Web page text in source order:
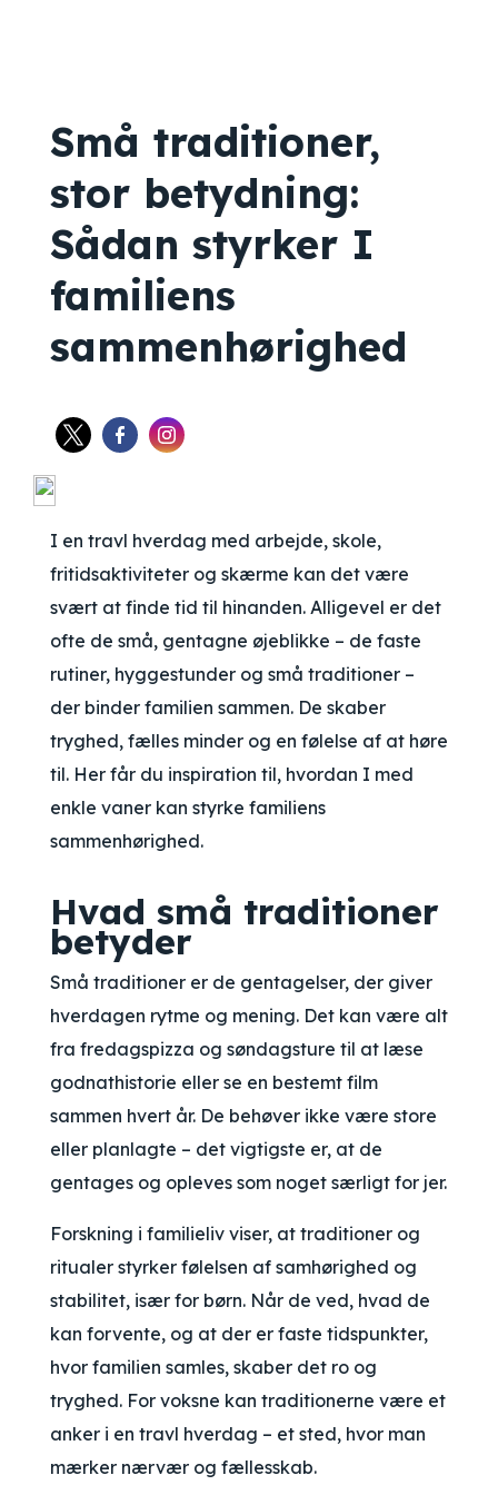
Små traditioner,
stor betydning:
Sådan styrker I
familiens
sammenhørighed
I en travl hverdag med arbejde, skole,
fritidsaktiviteter og skærme kan det være
svært at finde tid til hinanden. Alligevel er det
ofte de små, gentagne øjeblikke – de faste
rutiner, hyggestunder og små traditioner –
der binder familien sammen. De skaber
tryghed, fælles minder og en følelse af at høre
til. Her får du inspiration til, hvordan I med
enkle vaner kan styrke familiens
sammenhørighed.
Hvad små traditioner
betyder
Små traditioner er de gentagelser, der giver
hverdagen rytme og mening. Det kan være alt
fra fredagspizza og søndagsture til at læse
godnathistorie eller se en bestemt film
sammen hvert år. De behøver ikke være store
eller planlagte – det vigtigste er, at de
gentages og opleves som noget særligt for jer.
Forskning i familieliv viser, at traditioner og
ritualer styrker følelsen af samhørighed og
stabilitet, især for børn. Når de ved, hvad de
kan forvente, og at der er faste tidspunkter,
hvor familien samles, skaber det ro og
tryghed. For voksne kan traditionerne være et
anker i en travl hverdag – et sted, hvor man
mærker nærvær og fællesskab.